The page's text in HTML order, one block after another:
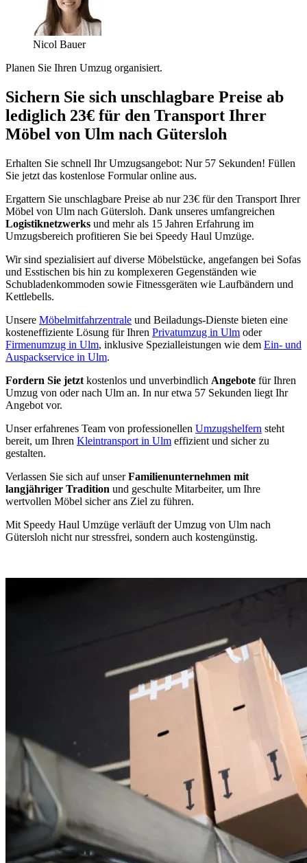
Nicol Bauer
Planen Sie Ihren Umzug organisiert.
Sichern Sie sich unschlagbare Preise ab
lediglich 23€ für den Transport Ihrer
Möbel von Ulm nach Gütersloh
Erhalten Sie schnell Ihr Umzugsangebot: Nur 57 Sekunden! Füllen
Sie jetzt das kostenlose Formular online aus.
Ergattern Sie unschlagbare Preise ab nur 23€ für den Transport Ihrer
Möbel von Ulm nach Gütersloh. Dank unseres umfangreichen
Logistiknetzwerks und mehr als 15 Jahren Erfahrung im
Umzugsbereich profitieren Sie bei Speedy Haul Umzüge.
Wir sind spezialisiert auf diverse Möbelstücke, angefangen bei Sofas
und Esstischen bis hin zu komplexeren Gegenständen wie
Schubladenkommoden sowie Fitnessgeräten wie Laufbändern und
Kettlebells.
Unsere Möbelmitfahrzentrale und Beiladungs-Dienste bieten eine
kosteneffiziente Lösung für Ihren Privatumzug in Ulm oder
Firmenumzug in Ulm, inklusive Spezialleistungen wie dem Ein- und
Auspackservice in Ulm.
Fordern Sie jetzt kostenlos und unverbindlich Angebote für Ihren
Umzug von oder nach Ulm an. In nur etwa 57 Sekunden liegt Ihr
Angebot vor.
Unser erfahrenes Team von professionellen Umzugshelfern steht
bereit, um Ihren Kleintransport in Ulm effizient und sicher zu
gestalten.
Verlassen Sie sich auf unserFamilienunternehmen mit
langjähriger Tradition und geschulte Mitarbeiter, um Ihre
wertvollen Möbel sicher ans Ziel zu führen.
Mit Speedy Haul Umzüge verläuft der Umzug von Ulm nach
Gütersloh nicht nur stressfrei, sondern auch kostengünstig.